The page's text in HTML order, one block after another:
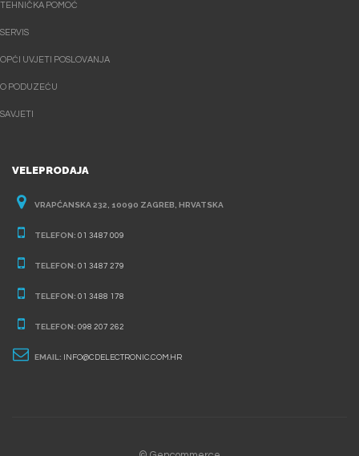
TEHNIČKA POMOĆ
SERVIS
OPĆI UVJETI POSLOVANJA
O PODUZEĆU
SAVJETI
VELEPRODAJA
VRAPĆANSKA 232, 10090 ZAGREB, HRVATSKA
TELEFON: 01 3487 009
TELEFON: 01 3487 279
TELEFON: 01 3488 178
TELEFON: 098 207 262
EMAIL: INFO@CDELECTRONIC.COM.HR